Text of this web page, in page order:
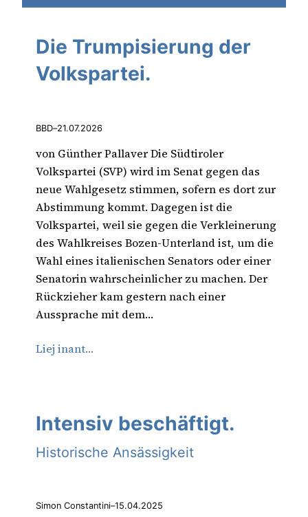
Die Trumpisierung der
Volkspartei.
BBD–21.07.2026
von Günther Pallaver Die Südtiroler
Volkspartei (SVP) wird im Senat gegen das
neue Wahlgesetz stimmen, sofern es dort zur
Abstimmung kommt. Dagegen ist die
Volkspartei, weil sie gegen die Verkleinerung
des Wahlkreises Bozen-Unterland ist, um die
Wahl eines italienischen Senators oder einer
Senatorin wahrscheinlicher zu machen. Der
Rückzieher kam gestern nach einer
Aussprache mit dem…
Liej inant…
Intensiv beschäftigt.
Historische Ansässigkeit
Simon Constantini–15.04.2025